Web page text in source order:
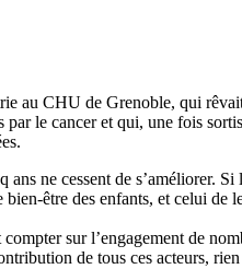
CHU de Grenoble, qui rêvait
le cancer et qui, une fois
ne cessent de s’améliorer.
être des enfants, et celui
sur l’engagement de
de tous ces acteurs,